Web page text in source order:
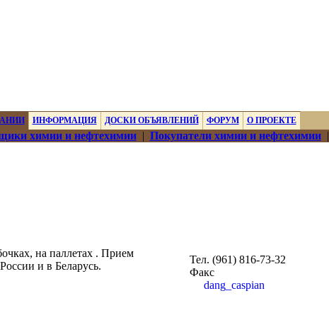
ИНФОРМАЦИЯ ДОСКИ ОБЪЯВЛЕНИЙ ФОРУМ О ПРОЕКТЕ
химии и нефтехимии| Покупатели химии и нефтехимии|
на паллетах . Прием
и в Беларусь.
Тел. (961) 816-73-32
Факс
dang_caspian